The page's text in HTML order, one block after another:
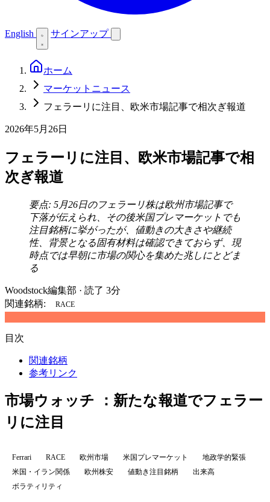
English サインアップ
ホーム
マーケットニュース
フェラーリに注目、欧米市場記事で相次ぎ報道
2026年5月26日
フェラーリに注目、欧米市場記事で相
次ぎ報道
要点: 5月26日のフェラーリ株は欧州市場記事で
下落が伝えられ、その後米国プレマーケットでも
注目銘柄に挙がったが、値動きの大きさや継続
性、背景となる固有材料は確認できておらず、現
時点では早朝に市場の関心を集めた兆しにとどま
る
Woodstock編集部 · 読了 3分
関連銘柄:
RACE
目次
関連銘柄
参考リンク
市場ウォッチ ：新たな報道でフェラー
リに注目
Ferrari RACE 欧州市場 米国プレマーケット
地政学的緊張
米国・イラン関係
欧州株安 値動き注目銘柄
出来高
ボラティリティ